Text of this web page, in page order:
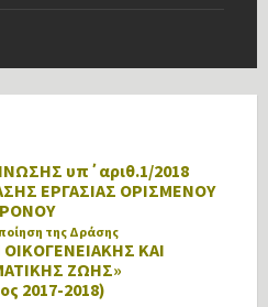
υπ΄αριθ.1/2018
ΕΡΓΑΣΙΑΣ ΟΡΙΣΜΕΝΟΥ
της Δράσης
ΚΑΙ
ΖΩΗΣ»
2017-2018)